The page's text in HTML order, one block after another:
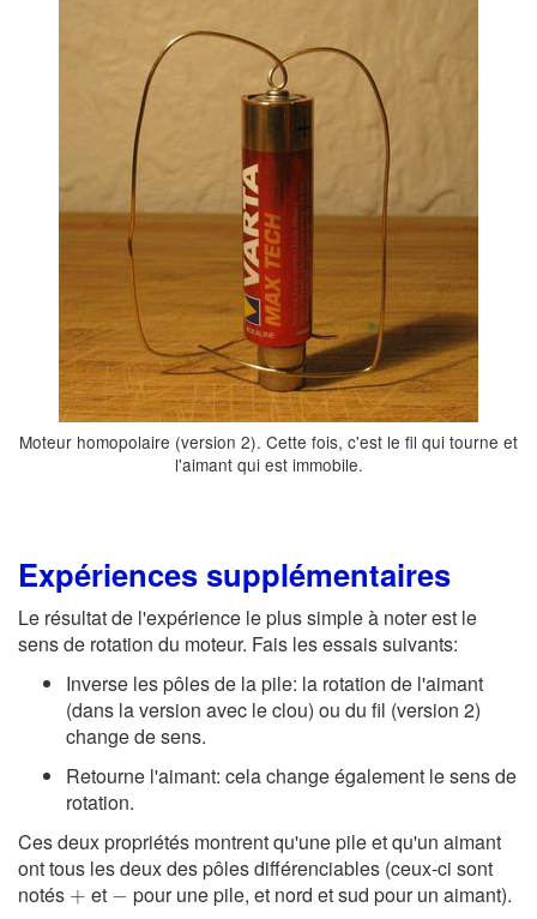
Moteur homopolaire (version 2). Cette fois, c'est le fil qui tourne et
l'aimant qui est immobile.
Expériences supplémentaires
Le résultat de l'expérience le plus simple à noter est le
sens de rotation du moteur. Fais les essais suivants:
Inverse les pôles de la pile: la rotation de l'aimant
(dans la version avec le clou) ou du fil (version 2)
change de sens.
Retourne l'aimant: cela change également le sens de
rotation.
Ces deux propriétés montrent qu'une pile et qu'un aimant
ont tous les deux des pôles différenciables (ceux-ci sont
notés +
+ et −
− pour une pile, et nord et sud pour un aimant).